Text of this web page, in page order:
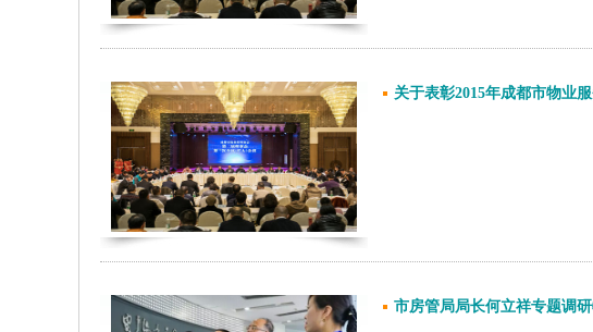
关于表彰2015年成都市物业
市房管局局长何立祥专题调